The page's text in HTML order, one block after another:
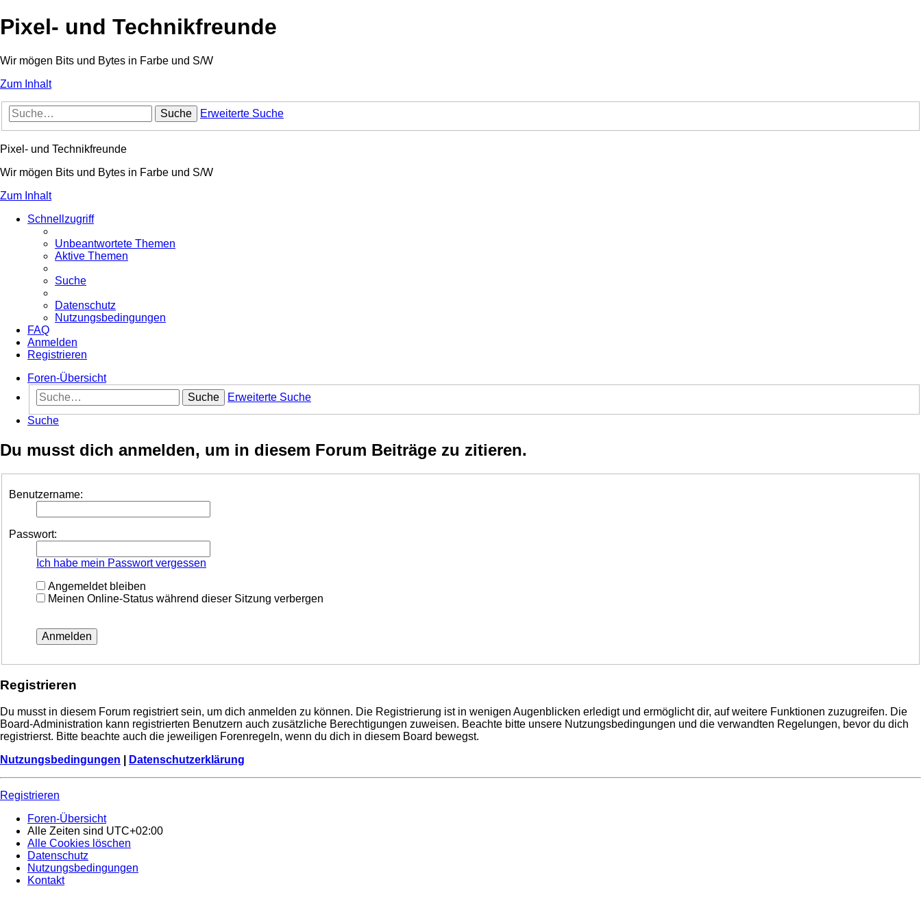
Pixel- und Technikfreunde
Wir mögen Bits und Bytes in Farbe und S/W
Zum Inhalt
Suche Erweiterte Suche
Pixel- und Technikfreunde
Wir mögen Bits und Bytes in Farbe und S/W
Zum Inhalt
Schnellzugriff
Unbeantwortete Themen
Aktive Themen
Suche
Datenschutz
Nutzungsbedingungen
FAQ
Anmelden
Registrieren
Foren-Übersicht
Suche
Erweiterte Suche
Suche
Du musst dich anmelden, um in diesem Forum Beiträge zu zitieren.
Benutzername:
Passwort:
Ich habe mein Passwort vergessen
Angemeldet bleiben
Meinen Online-Status während dieser Sitzung verbergen
Registrieren
Du musst in diesem Forum registriert sein, um dich anmelden zu können. Die Registrierung ist in wenigen Augenblicken erledigt und ermöglicht dir, auf weitere Funktionen zuzugreifen. Die
Board-Administration kann registrierten Benutzern auch zusätzliche Berechtigungen zuweisen. Beachte bitte unsere Nutzungsbedingungen und die verwandten Regelungen, bevor du dich
registrierst. Bitte beachte auch die jeweiligen Forenregeln, wenn du dich in diesem Board bewegst.
Nutzungsbedingungen
Datenschutzerklärung
Registrieren
Foren-Übersicht
Alle Zeiten sind UTC+02:00
Alle Cookies löschen
Datenschutz
Nutzungsbedingungen
Kontakt